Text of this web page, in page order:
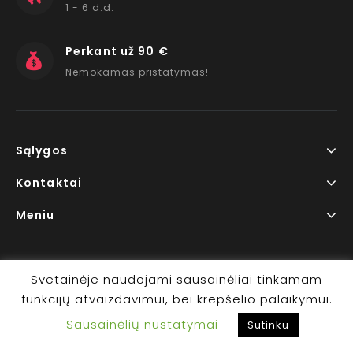
1 - 6 d.d.
Perkant už 90 €
Nemokamas pristatymas!
Sąlygos
Kontaktai
Meniu
Copyright © 2026 www.RedLips.lt Prekių išsiuntimas 1-6
d.d.
Svetainėje naudojami sausainėliai tinkamam
funkcijų atvaizdavimui, bei krepšelio palaikymui.
Sausainėlių nustatymai
Sutinku